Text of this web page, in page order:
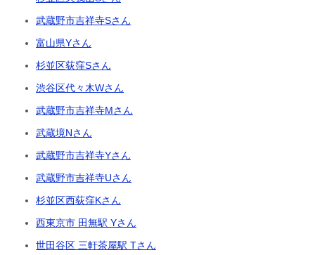
武蔵野市吉祥寺Sさん
富山県Yさん
杉並区荻窪Sさん
渋谷区代々木Wさん
武蔵野市吉祥寺Mさん
武蔵境Nさん
武蔵野市吉祥寺Yさん
武蔵野市吉祥寺Uさん
杉並区西荻窪Kさん
西東京市 田無駅 Yさん
世田谷区 三軒茶屋駅 Tさん